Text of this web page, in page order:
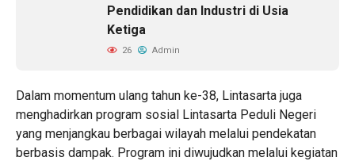
Pendidikan dan Industri di Usia
Ketiga
26 Admin
Dalam momentum ulang tahun ke-38, Lintasarta juga
menghadirkan program sosial Lintasarta Peduli Negeri
yang menjangkau berbagai wilayah melalui pendekatan
berbasis dampak. Program ini diwujudkan melalui kegiatan